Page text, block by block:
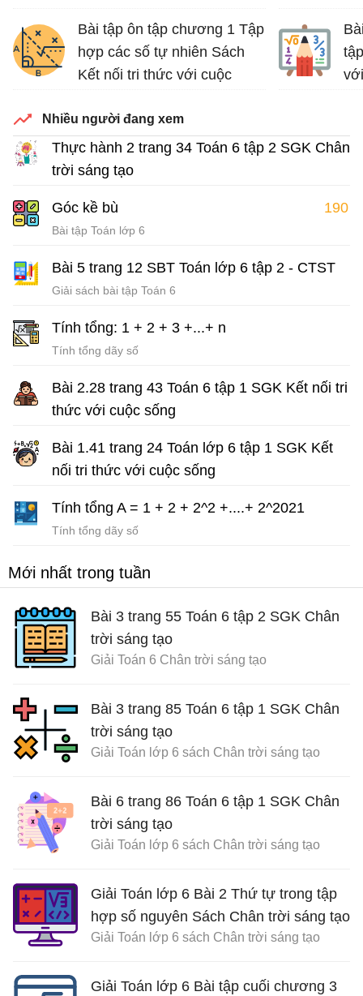
Bài tập ôn tập chương 1 Tập
hợp các số tự nhiên Sách
Kết nối tri thức với cuộc
Nhiều người đang xem
Thực hành 2 trang 34 Toán 6 tập 2 SGK Chân
trời sáng tạo
Góc kề bù 190
Bài tập Toán lớp 6
Bài 5 trang 12 SBT Toán lớp 6 tập 2 - CTST
Giải sách bài tập Toán 6
Tính tổng: 1 + 2 + 3 +...+ n
Tính tổng dãy số
Bài 2.28 trang 43 Toán 6 tập 1 SGK Kết nối tri
thức với cuộc sống
Bài 1.41 trang 24 Toán lớp 6 tập 1 SGK Kết
nối tri thức với cuộc sống
Tính tổng A = 1 + 2 + 2^2 +....+ 2^2021
Tính tổng dãy số
Mới nhất trong tuần
Bài 3 trang 55 Toán 6 tập 2 SGK Chân
trời sáng tạo
Giải Toán 6 Chân trời sáng tạo
Bài 3 trang 85 Toán 6 tập 1 SGK Chân
trời sáng tạo
Giải Toán lớp 6 sách Chân trời sáng tạo
Bài 6 trang 86 Toán 6 tập 1 SGK Chân
trời sáng tạo
Giải Toán lớp 6 sách Chân trời sáng tạo
Giải Toán lớp 6 Bài 2 Thứ tự trong tập
hợp số nguyên Sách Chân trời sáng tạo
Giải Toán lớp 6 sách Chân trời sáng tạo
Giải Toán lớp 6 Bài tập cuối chương 3